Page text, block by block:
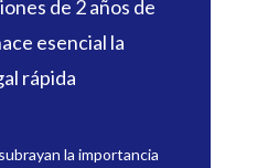
de 2 años de
esencial la
rápida
la importancia